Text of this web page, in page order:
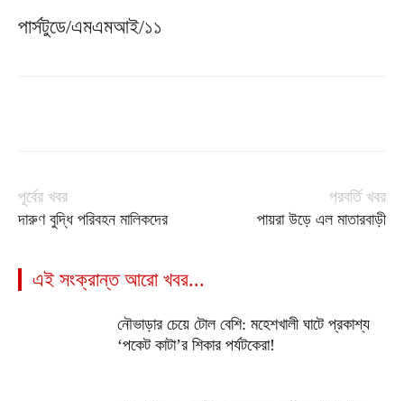
পার্সটুডে/এমএমআই/১১
পূর্বের খবর
দারুণ বুদ্ধি পরিবহন মালিকদের
পরবর্তি খবর
পায়রা উড়ে এল মাতারবাড়ী
এই সংক্রান্ত আরো খবর...
নৌভাড়ার চেয়ে টোল বেশি: মহেশখালী ঘাটে প্রকাশ্য
‘পকেট কাটা’র শিকার পর্যটকেরা!